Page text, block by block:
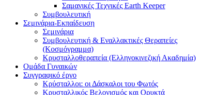
Σαμανικές Τεχνικές Earth Keeper
Συμβουλευτική
Σεμινάρια-Εκπαίδευση
Σεμινάρια
Συμβουλευτική & Εναλλακτικές Θεραπείες
(Κοσμόγραμμα)
Κρυσταλλοθεραπεία (Ελληνοκινεζική Ακαδημία)
Ομάδα Γυναικών
Συγγραφικό έργο
Κρύσταλλοι: οι Δάσκαλοι του Φωτός
Κρυσταλλικός Βελονισμός και Ορυκτά